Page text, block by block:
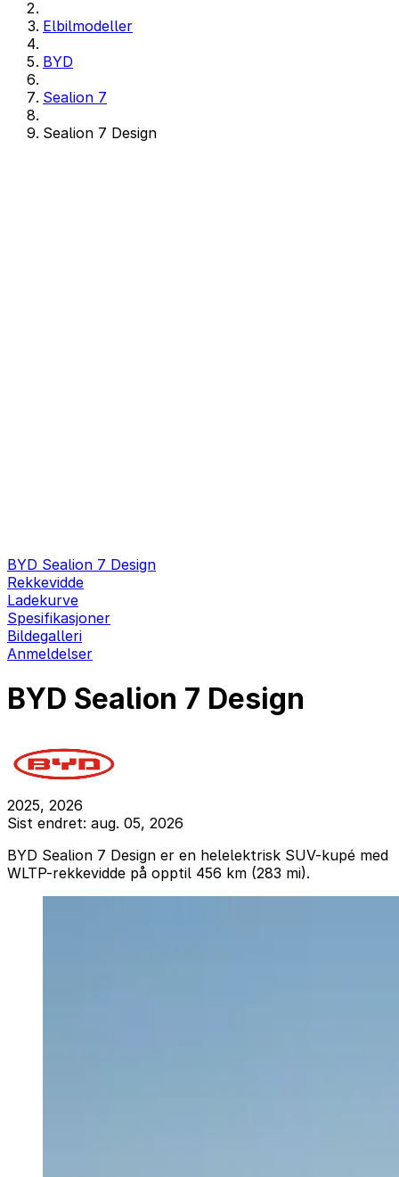
Elbilmodeller
BYD
Sealion 7
Sealion 7 Design
BYD Sealion 7 Design
Rekkevidde
Ladekurve
Spesifikasjoner
Bildegalleri
Anmeldelser
BYD Sealion 7 Design
2025, 2026
Sist endret: aug. 05, 2026
BYD Sealion 7 Design er en helelektrisk SUV-kupé med
WLTP-rekkevidde på opptil 456 km (283 mi).